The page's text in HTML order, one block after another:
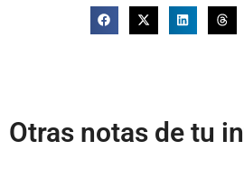
Otras notas de tu